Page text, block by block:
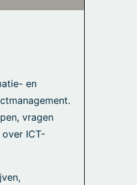
en
vragen
over ICT-